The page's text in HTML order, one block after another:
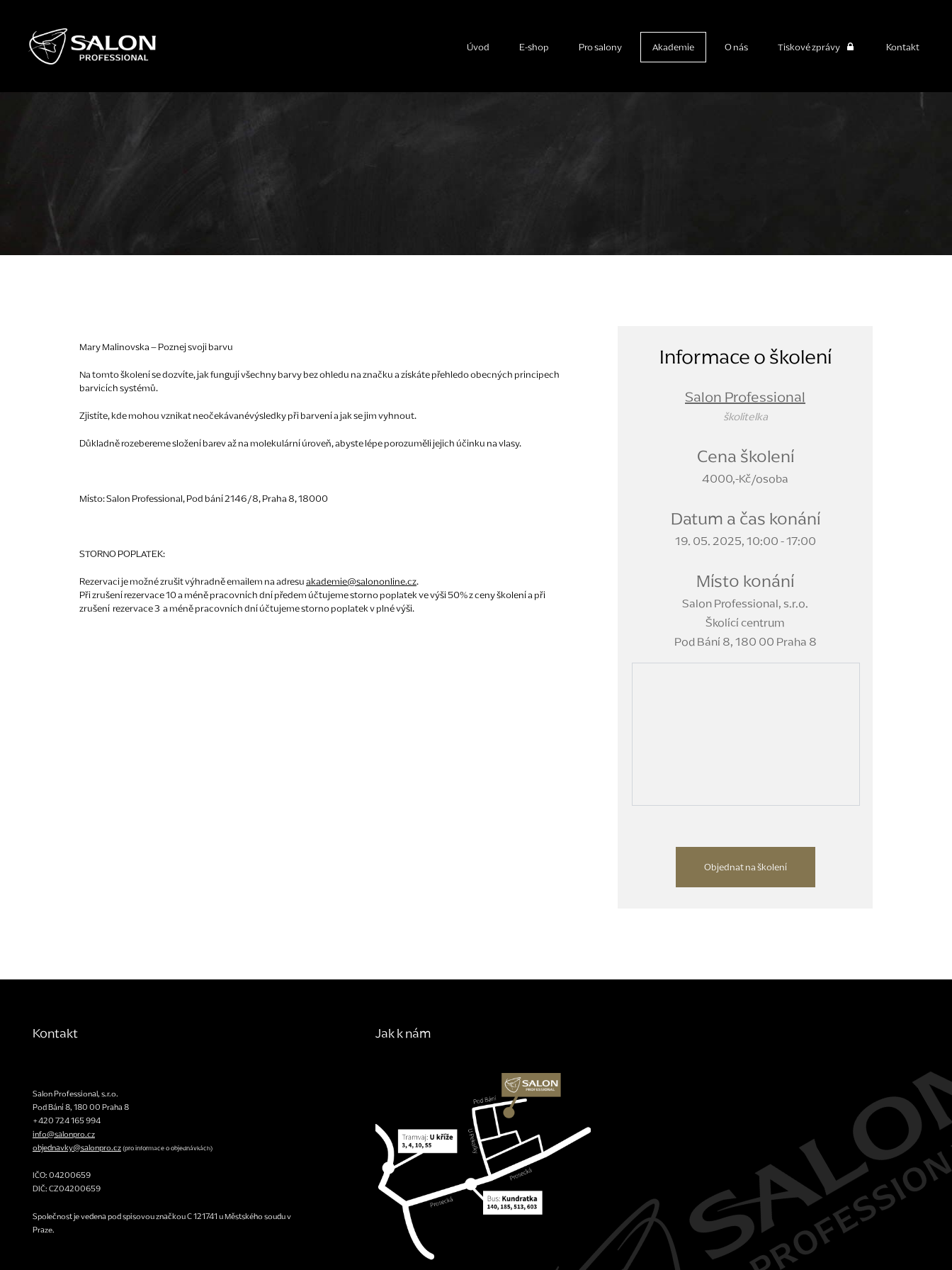
Úvod E-shop Pro salony Akademie O nás Tiskové zprávy Kontakt
Mary Malinovska – Poznej svoji barvu
Na tomto školení se dozvíte, jak fungují všechny barvy bez ohledu na značku a získáte přehledo obecných principech
barvicích systémů.
Zjistíte, kde mohou vznikat neočekávanévýsledky při barvení a jak se jim vyhnout.
Důkladně rozebereme složení barev až na molekulární úroveň, abyste lépe porozuměli jejich účinku na vlasy.
Místo: Salon Professional, Pod bání 2146/8, Praha 8, 18000
STORNO POPLATEK:
Rezervaci je možné zrušit výhradně emailem na adresuakademie@salononline.cz.
Při zrušení rezervace 10 a méně pracovních dní předem účtujeme storno poplatek ve výši 50% z ceny školení a při
zrušení rezervace 3 a méně pracovních dní účtujeme storno poplatek v plné výši.
Informace o školení
Salon Professional
školitelka
Cena školení
4000,-Kč/osoba
Datum a čas konání
19. 05. 2025, 10:00 - 17:00
Místo konání
Salon Professional, s.r.o.
Školící centrum
Pod Bání 8, 180 00 Praha 8
Objednat na školení
Kontakt
Salon Professional, s.r.o.
Pod Bání 8,180 00Praha 8
+420 724 165 994
info@salonpro.cz
objednavky@salonpro.cz(pro informace o objednávkách)
IČO: 04200659
DIČ: CZ04200659
Společnost je vedena pod spisovou značkou C 121741 u Městského soudu v
Praze.
Jak k nám